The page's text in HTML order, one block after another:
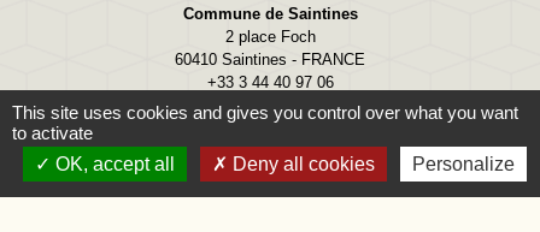
Commune de Saintines
2 place Foch
60410 Saintines - FRANCE
+33 3 44 40 97 06
Contact par formulaire
Accueil téléphonique
This site uses cookies and gives you control over what you want
to activate
OK, accept all
Deny all cookies Personalize